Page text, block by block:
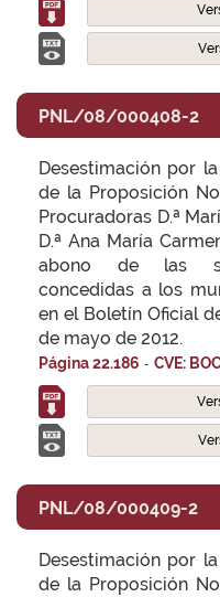
PNL/08/000408-2
Desestimación por
de la Proposición
Procuradoras D.ª
D.ª Ana María
abono de las
concedidas a los
en el Boletín Oficial
de mayo de 2012.
Página 22.186 - CVE:
PNL/08/000409-2
Desestimación por
de la Proposición